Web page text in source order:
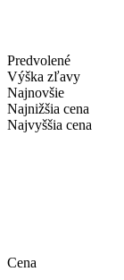
Predvolené
Výška zľavy
Najnovšie
Najnižšia cena
Najvyššia cena
Cena